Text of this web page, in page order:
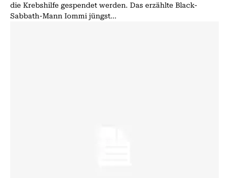
die Krebshilfe gespendet werden. Das erzählte Black-
Sabbath-Mann Iommi jüngst...